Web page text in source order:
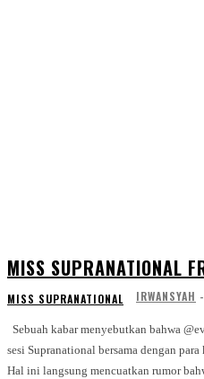
MISS SUPRANATIONAL
MISS SUPRANATIONAL IRWANSYAH -
sesi Supranational bersama dengan
Hal ini langsung mencuatkan rumor